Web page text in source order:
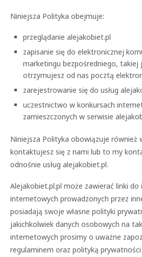
Niniejsza Polityka obejmuje:
przeglądanie alejakobiet.pl
zapisanie się do elektronicznej
marketingu bezpośredniego,
otrzymujesz od nas pocztą
zarejestrowanie się do usług
uczestnictwo w konkursach
zamieszczonych w serwisie
Niniejsza Polityka obowiązuje również
kontaktujesz się z nami lub to my
odnośnie usług alejakobiet.pl.
Alejakobiet.pl.pl może zawierać linki do
internetowych prowadzonych przez
posiadają swoje własne polityki
jakichkolwiek danych osobowych na
internetowych prosimy o uważne
regulaminem oraz polityką